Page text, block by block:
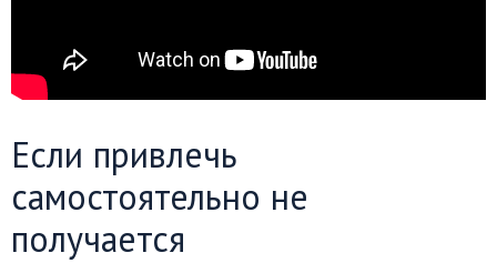
Если привлечь
самостоятельно не
получается